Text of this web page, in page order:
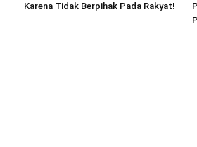
Karena Tidak Berpihak Pada Rakyat!